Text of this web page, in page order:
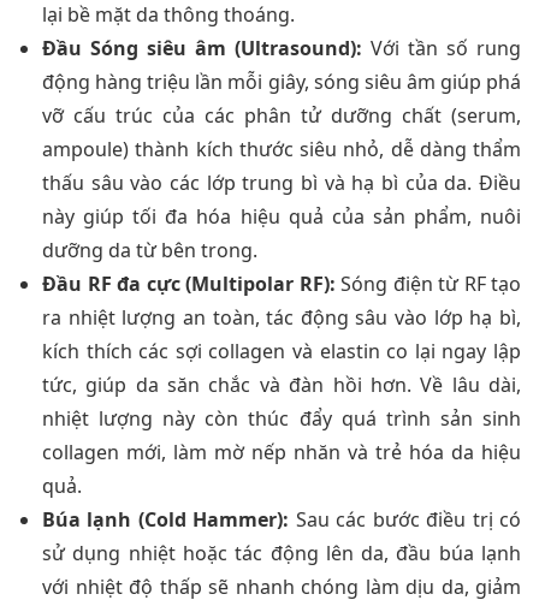
lại bề mặt da thông thoáng.
Đầu Sóng siêu âm (Ultrasound): Với tần số rung
động hàng triệu lần mỗi giây, sóng siêu âm giúp phá
vỡ cấu trúc của các phân tử dưỡng chất (serum,
ampoule) thành kích thước siêu nhỏ, dễ dàng thẩm
thấu sâu vào các lớp trung bì và hạ bì của da. Điều
này giúp tối đa hóa hiệu quả của sản phẩm, nuôi
dưỡng da từ bên trong.
Đầu RF đa cực (Multipolar RF): Sóng điện từ RF tạo
ra nhiệt lượng an toàn, tác động sâu vào lớp hạ bì,
kích thích các sợi collagen và elastin co lại ngay lập
tức, giúp da săn chắc và đàn hồi hơn. Về lâu dài,
nhiệt lượng này còn thúc đẩy quá trình sản sinh
collagen mới, làm mờ nếp nhăn và trẻ hóa da hiệu
quả.
Búa lạnh (Cold Hammer): Sau các bước điều trị có
sử dụng nhiệt hoặc tác động lên da, đầu búa lạnh
với nhiệt độ thấp sẽ nhanh chóng làm dịu da, giảm